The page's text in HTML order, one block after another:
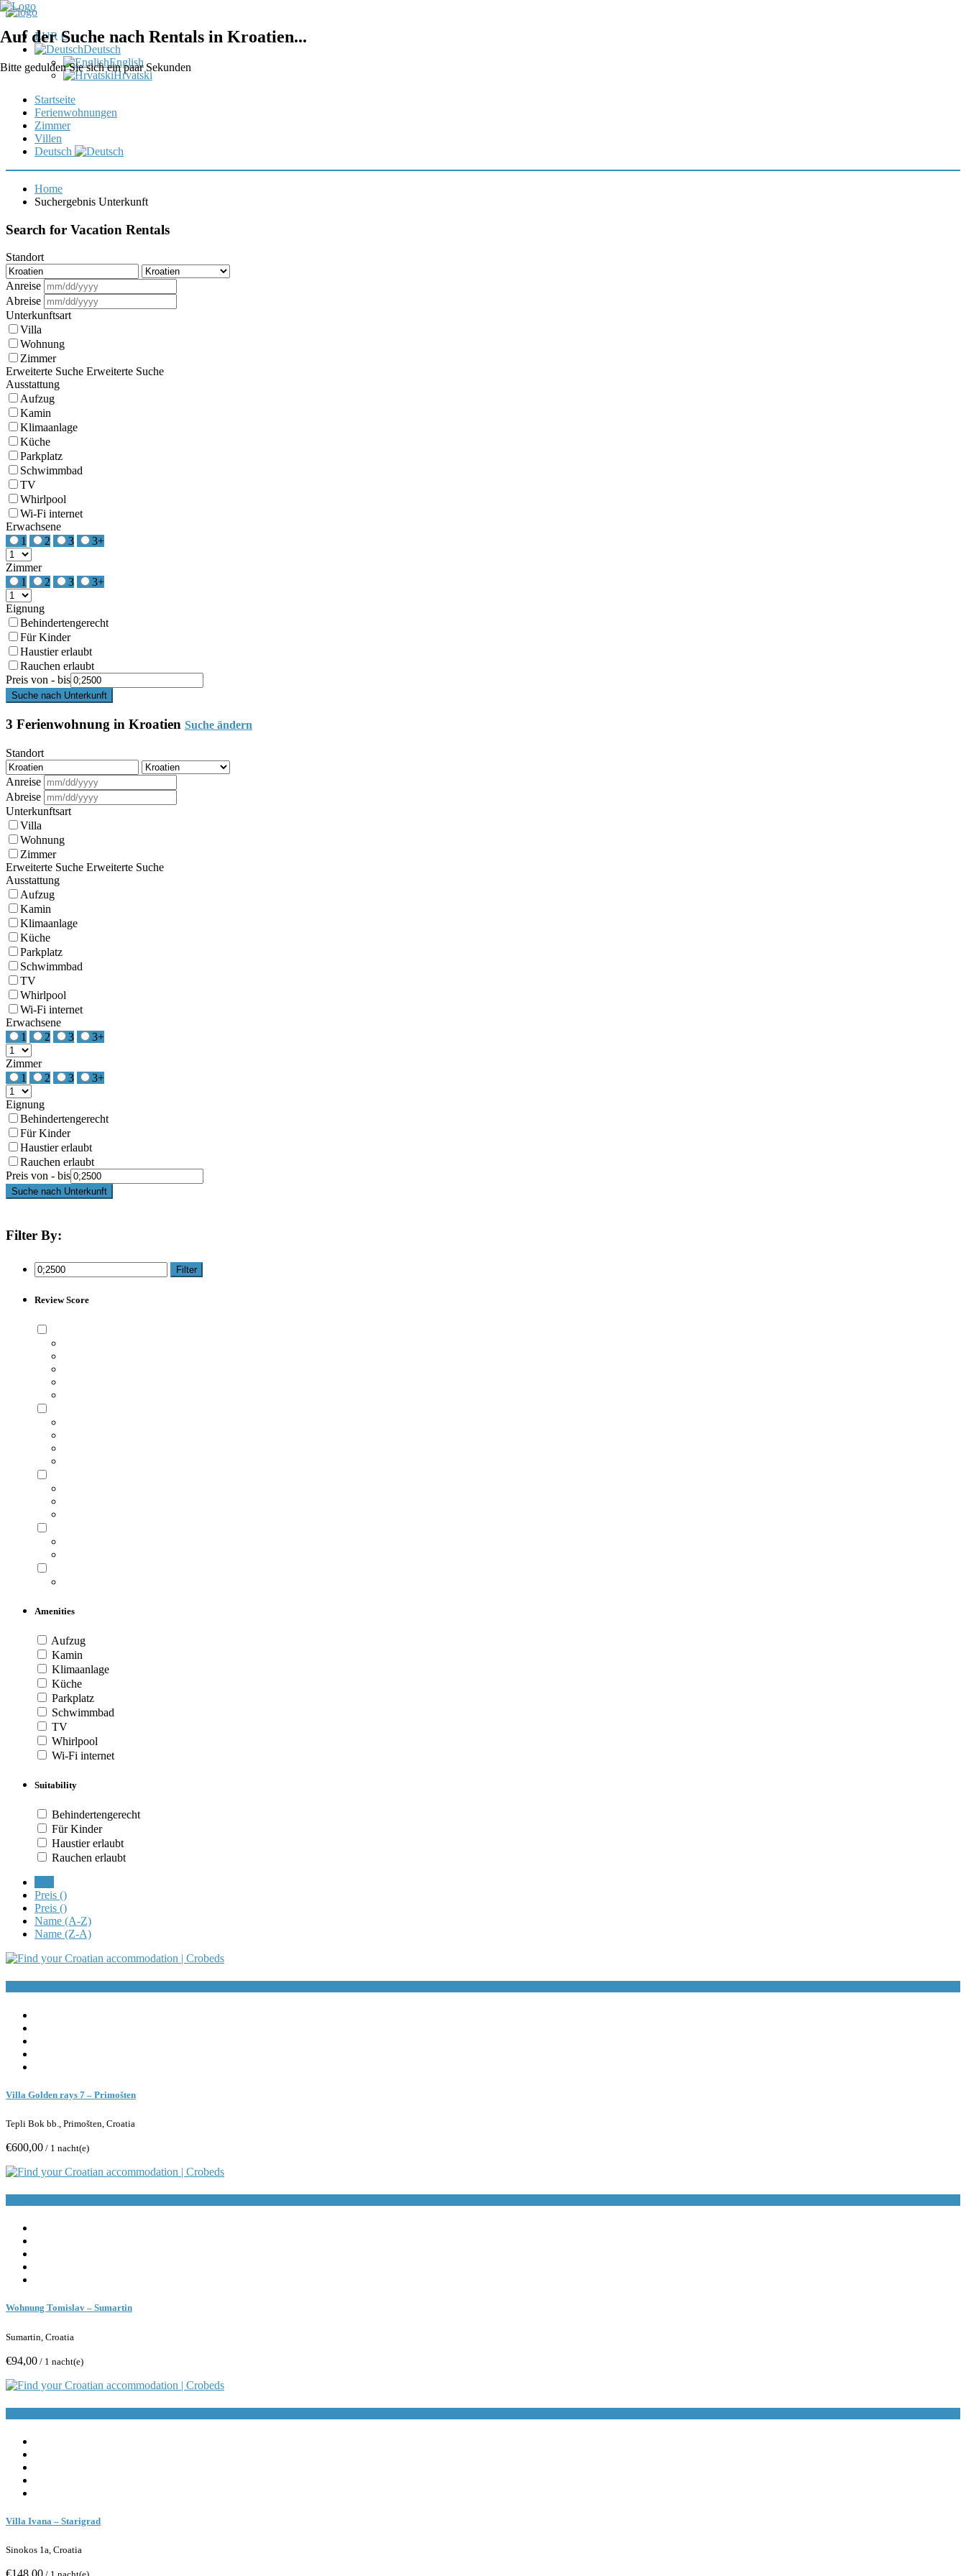
EUR €
Deutsch
English
Hrvatski
Startseite
Ferienwohnungen
Zimmer
Villen
Deutsch
Auf der Suche nach Rentals in Kroatien...
Bitte gedulden Sie sich ein paar Sekunden
Home
Suchergebnis Unterkunft
Search for Vacation Rentals
Standort
Anreise
Abreise
Unterkunftsart
Villa
Wohnung
Zimmer
Erweiterte Suche Erweiterte Suche
Ausstattung
Aufzug
Kamin
Klimaanlage
Küche
Parkplatz
Schwimmbad
TV
Whirlpool
Wi-Fi internet
Erwachsene
1
2 3 3+
Zimmer
1
2 3 3+
Eignung
Behindertengerecht
Für Kinder
Haustier erlaubt
Rauchen erlaubt
Preis von - bis
Suche nach Unterkunft
3 Ferienwohnung in Kroatien Suche ändern
Standort
Anreise
Abreise
Unterkunftsart
Villa
Wohnung
Zimmer
Erweiterte Suche Erweiterte Suche
Ausstattung
Aufzug
Kamin
Klimaanlage
Küche
Parkplatz
Schwimmbad
TV
Whirlpool
Wi-Fi internet
Erwachsene
1
2 3 3+
Zimmer
1
2 3 3+
Eignung
Behindertengerecht
Für Kinder
Haustier erlaubt
Rauchen erlaubt
Preis von - bis
Suche nach Unterkunft
Filter By:
Filter
Review Score
Amenities
Aufzug
Kamin
Klimaanlage
Küche
Parkplatz
Schwimmbad
TV
Whirlpool
Wi-Fi internet
Suitability
Behindertengerecht
Für Kinder
Haustier erlaubt
Rauchen erlaubt
Preis ()
Preis ()
Name (A-Z)
Name (Z-A)
Villa Golden rays 7 – Primošten
Tepli Bok bb., Primošten, Croatia
€600,00 / 1 nacht(e)
Wohnung Tomislav – Sumartin
Sumartin, Croatia
€94,00 / 1 nacht(e)
Villa Ivana – Starigrad
Sinokos 1a, Croatia